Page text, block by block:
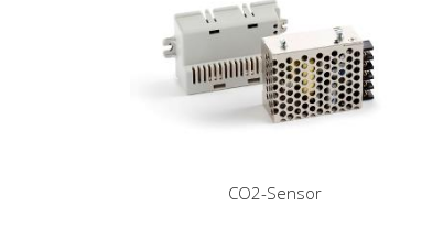
CO2-Sensor